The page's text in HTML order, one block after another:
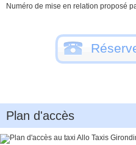
Numéro de mise en relation proposé
Plan d'accès